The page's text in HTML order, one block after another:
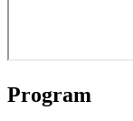
Program